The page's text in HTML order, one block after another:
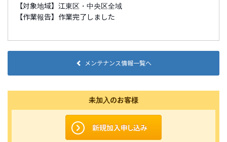
【対象地域】江東区・中央区全域
【作業報告】作業完了しました
メンテナンス情報一覧へ
未加入のお客様